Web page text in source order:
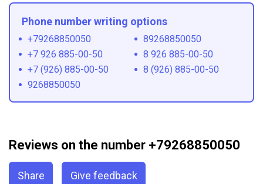
Phone number writing options
+79268850050
89268850050
+7 926 885-00-50
8 926 885-00-50
+7 (926) 885-00-50
8 (926) 885-00-50
9268850050
Reviews on the number +79268850050
Share Give feedback